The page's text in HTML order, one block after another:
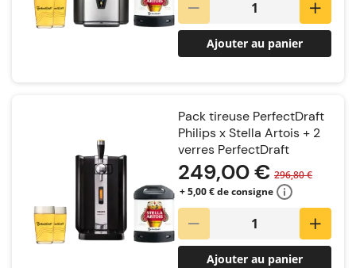
Ajouter au panier
Pack tireuse PerfectDraft
Philips x Stella Artois + 2
verres PerfectDraft
249,00 € 296,80 €
+ 5,00 € de consigne
Ajouter au panier